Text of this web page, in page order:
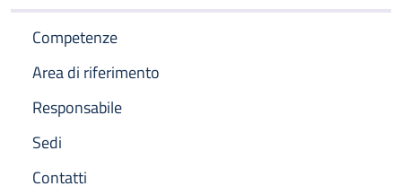
Competenze
Area di riferimento
Responsabile
Sedi
Contatti